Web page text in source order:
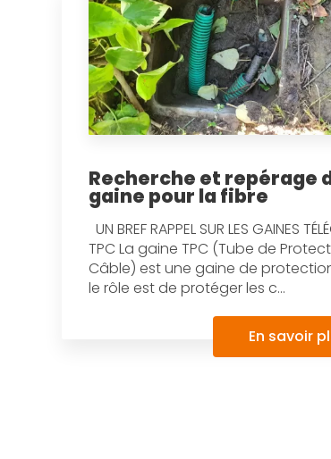
Recherche et repérage
gaine pour la fibre
UN BREF RAPPEL SUR LES GAINES
TPC La gaine TPC (Tube de
Câble) est une gaine de
le rôle est de protéger les c...
En savoir